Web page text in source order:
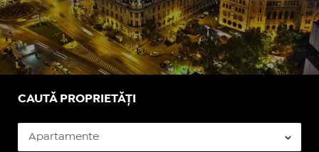
CAUTĂ PROPRIETĂȚI